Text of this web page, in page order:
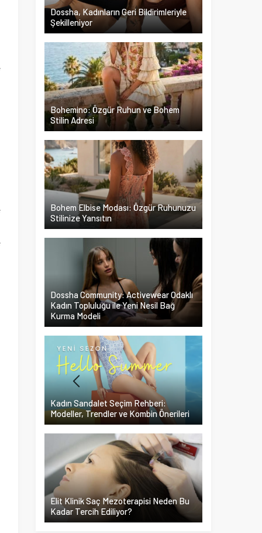
Dossha, Kadınların Geri Bildirimleriyle
Şekilleniyor
Bohemino: Özgür Ruhun ve Bohem
Stilin Adresi
Bohem Elbise Modası: Özgür Ruhunuzu
Stilinize Yansıtın
Dossha Community: Activewear Odaklı
Kadın Topluluğu ile Yeni Nesil Bağ
Kurma Modeli
Kadın Sandalet Seçim Rehberi:
Modeller, Trendler ve Kombin Önerileri
Elit Klinik Saç Mezoterapisi Neden Bu
Kadar Tercih Ediliyor?